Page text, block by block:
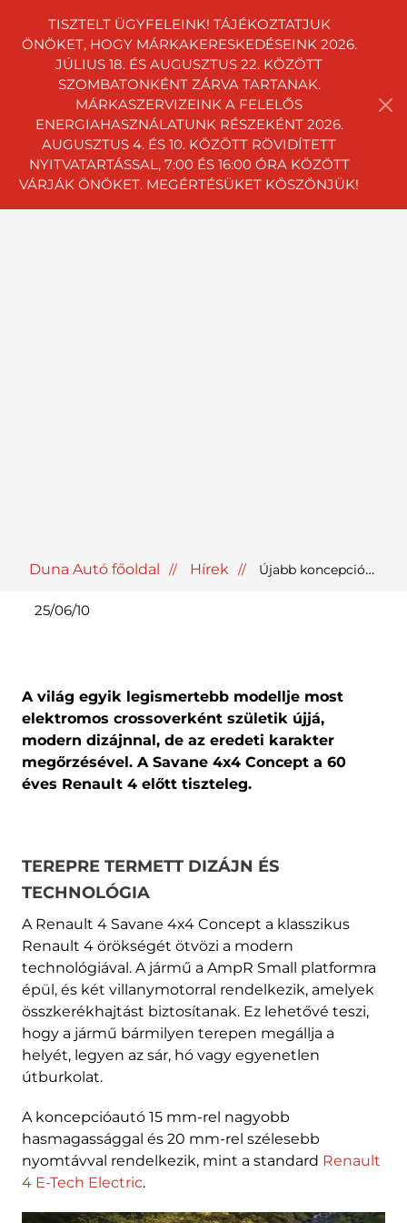
TISZTELT ÜGYFELEINK! TÁJÉKOZTATJUK
ÖNÖKET, HOGY MÁRKAKERESKEDÉSEINK 2026.
JÚLIUS 18. ÉS AUGUSZTUS 22. KÖZÖTT
SZOMBATONKÉNT ZÁRVA TARTANAK.
MÁRKASZERVIZEINK A FELELŐS
ENERGIAHASZNÁLATUNK RÉSZEKÉNT 2026.
AUGUSZTUS 4. ÉS 10. KÖZÖTT RÖVIDÍTETT
NYITVATARTÁSSAL, 7:00 ÉS 16:00 ÓRA KÖZÖTT
VÁRJÁK ÖNÖKET. MEGÉRTÉSÜKET KÖSZÖNJÜK!
Duna Autó főoldal Hírek Újabb koncepcióautót mutat a Renault
25/06/10
A világ egyik legismertebb modellje most
elektromos crossoverként születik újjá,
modern dizájnnal, de az eredeti karakter
megőrzésével. A Savane 4x4 Concept a 60
éves Renault 4 előtt tiszteleg.
TEREPRE TERMETT DIZÁJN ÉS
TECHNOLÓGIA
A Renault 4 Savane 4x4 Concept a klasszikus
Renault 4 örökségét ötvözi a modern
technológiával. A jármű a AmpR Small platformra
épül, és két villanymotorral rendelkezik, amelyek
összkerékhajtást biztosítanak. Ez lehetővé teszi,
hogy a jármű bármilyen terepen megállja a
helyét, legyen az sár, hó vagy egyenetlen
útburkolat.
A koncepcióautó 15 mm-rel nagyobb
hasmagassággal és 20 mm-rel szélesebb
nyomtávval rendelkezik, mint a standard Renault
4 E-Tech Electric.